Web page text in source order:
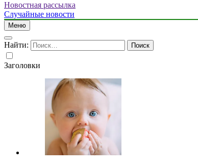
Новостная рассылка
Случайные новости
Меню
Найти:
Заголовки